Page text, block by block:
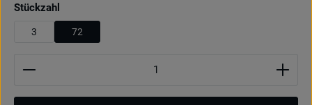
Stückzahl
3 72
Produkt Anzahl: Gib den gewünschten Wert ein